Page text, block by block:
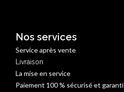
Nos services
Service après vente
Livraison
La mise en service
Paiement 100 % sécurisé et garanti